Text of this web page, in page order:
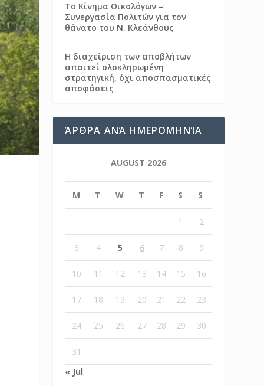
Το Κίνημα Οικολόγων –
Συνεργασία Πολιτών για τον
θάνατο του Ν. Κλεάνθους
Η διαχείριση των αποβλήτων
απαιτεί ολοκληρωμένη
στρατηγική, όχι αποσπασματικές
αποφάσεις
ΆΡΘΡΑ ΑΝΆ ΗΜΕΡΟΜΗΝΊΑ
AUGUST 2026
M T W T F S S
1 2
3 4 5 6 7 8 9
10 11 12 13 14 15 16
17 18 19 20 21 22 23
24 25 26 27 28 29 30
31
« Jul